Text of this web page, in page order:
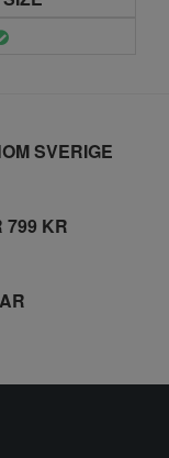
SVERIGE
799 KR